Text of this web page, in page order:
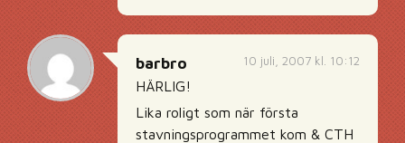
10 juli, 2007 kl. 10:12
barbro
HÄRLIG!
Lika roligt som när första
stavningsprogrammet kom & CTH